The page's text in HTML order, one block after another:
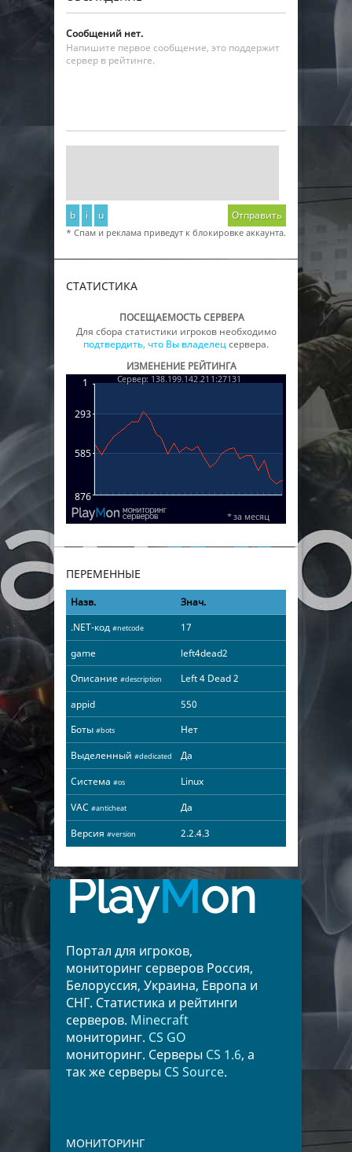
Сообщений нет.
Напишите первое сообщение, это поддержит
сервер в рейтинге.
b i u Отправить
* Спам и реклама приведут к блокировке аккаунта.
СТАТИСТИКА
ПОСЕЩАЕМОСТЬ СЕРВЕРА
Для сбора статистики игроков необходимо
подтвердить, что Вы владелецсервера.
ИЗМЕНЕНИЕ РЕЙТИНГА
ПЕРЕМЕННЫЕ
Назв.
Знач.
.NET-код #netcode
17
game
left4dead2
Описание #description
Left 4 Dead 2
appid
550
Боты #bots
Нет
Выделенный #dedicated
Да
Система #os
Linux
VAC #anticheat
Да
Версия #version 2.2.4.3
PlayMon
Портал для игроков,
мониторинг серверов Россия,
Белоруссия, Украина, Европа и
СНГ. Статистика и рейтинги
серверов. Minecraft
мониторинг. CS GO
мониторинг. Серверы CS 1.6, а
так же серверы CS Source.
МОНИТОРИНГ